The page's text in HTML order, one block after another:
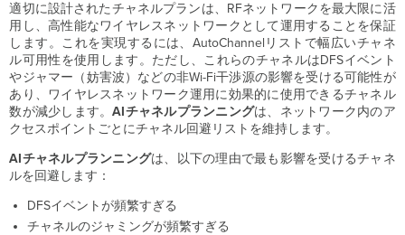
適切に設計されたチャネルプランは、RFネットワークを最大限に活
用し、高性能なワイヤレスネットワークとして運用することを保証
します。これを実現するには、AutoChannelリストで幅広いチャネ
ル可用性を使用します。ただし、これらのチャネルはDFSイベント
やジャマー（妨害波）などの非Wi-Fi干渉源の影響を受ける可能性が
あり、ワイヤレスネットワーク運用に効果的に使用できるチャネル
数が減少します。AIチャネルプランニングは、ネットワーク内のア
クセスポイントごとにチャネル回避リストを維持します。
AIチャネルプランニングは、以下の理由で最も影響を受けるチャネ
ルを回避します：
DFSイベントが頻繁すぎる
チャネルのジャミングが頻繁すぎる